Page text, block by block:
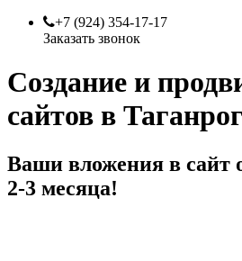
+7 (924) 354-17-17
Заказать звонок
Создание и
сайтов в
Ваши вложения в сайт
2-3 месяца!